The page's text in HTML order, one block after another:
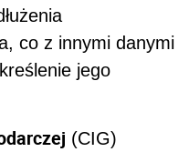
co z innymi danymi
jego
(CIG)